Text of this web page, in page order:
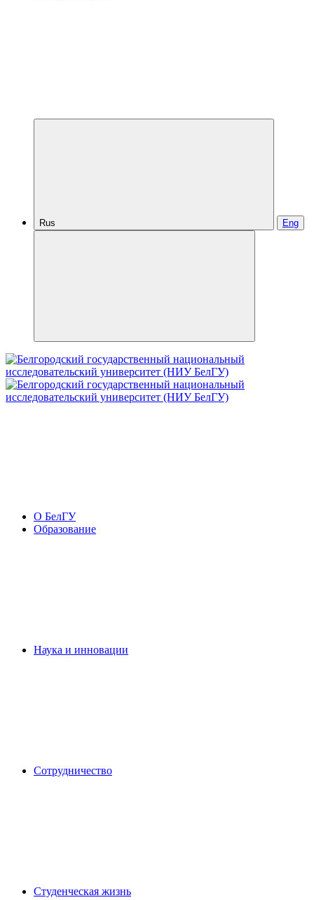
Rus Eng
О БелГУ
Образование
Наука и инновации
Сотрудничество
Студенческая жизнь